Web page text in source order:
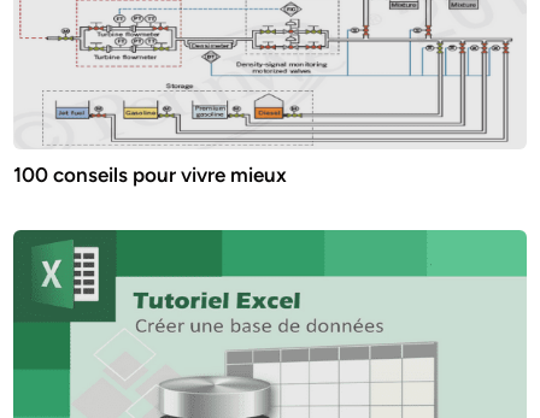
100 conseils pour vivre mieux